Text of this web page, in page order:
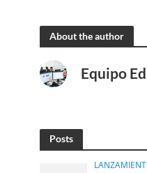
About the author
Equipo
Posts